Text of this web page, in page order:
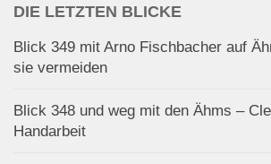
DIE LETZTEN BLICKE
Blick 349 mit Arno Fischbacher auf
sie vermeiden
Blick 348 und weg mit den Ähms –
Handarbeit